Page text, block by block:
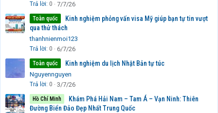
Trả lời 0 7/7/26
Toàn quốc
Kinh nghiệm phỏng vấn visa Mỹ giúp bạn tự tin vượt
qua thử thách
thanhnienmoi123
Trả lời 0 6/7/26
Toàn quốc Kinh nghiệm du lịch Nhật Bản tự túc
Nguyennguyen
Trả lời 0 3/7/26
Hồ Chí Minh
Khám Phá Hải Nam – Tam Á – Vạn Ninh: Thiên
Đường Biển Đảo Đẹp Nhất Trung Quốc